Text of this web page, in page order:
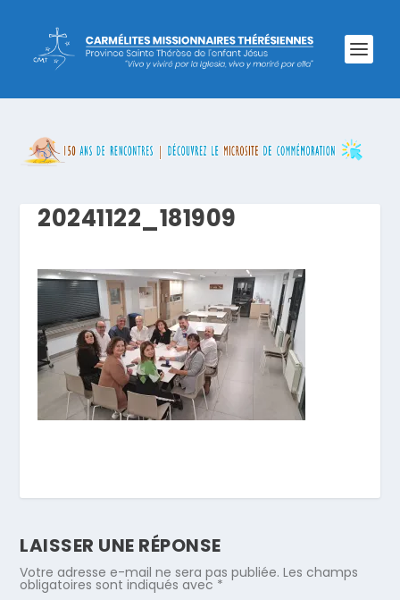
20241122_181909
LAISSER UNE RÉPONSE
Votre adresse e-mail ne sera pas publiée. Les champs
obligatoires sont indiqués avec *